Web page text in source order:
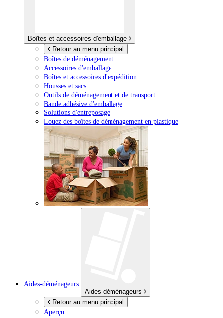
Boîtes et accessoires d'emballage
Retour au menu principal
Boîtes de déménagement
Accessoires d'emballage
Boîtes et accessoires d'expédition
Housses et sacs
Outils de déménagement et de transport
Bande adhésive d'emballage
Solutions d'entreposage
Louez des boîtes de déménagement en plastique
Aides-déménageurs
Aides-déménageurs
Retour au menu principal
Aperçu